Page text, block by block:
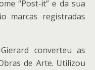
“Post-it” e da sua
marcas registradas
converteu as
de Arte. Utilizou